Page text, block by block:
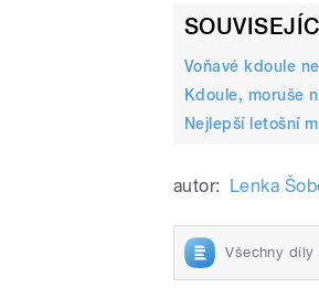
Voňavé kdoule
Kdoule, moruše
Nejlepší letošní
autor: Lenka
Všechny díly